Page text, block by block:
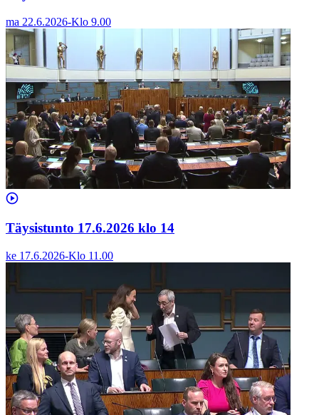
ma 22.6.2026-Klo 9.00
Täysistunto 17.6.2026 klo 14
ke 17.6.2026-Klo 11.00